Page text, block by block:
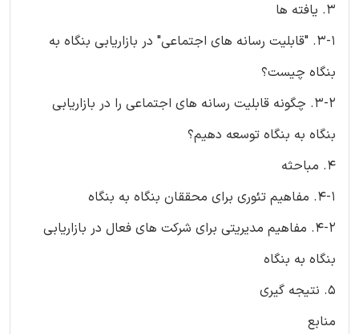
3. یافته ها
3-1. "قابلیت رسانه های اجتماعی" در بازاریابی بنگاه به
بنگاه چیست؟
3-2. چگونه قابلیت رسانه های اجتماعی را در بازاریابی
بنگاه به بنگاه توسعه دهیم؟
4. مباحثه
4-1. مفاهیم تئوری برای محققان بنگاه به بنگاه
4-2. مفاهیم مدیریتی برای شرکت های فعال در بازاریابی
بنگاه به بنگاه
5. نتیجه گیری
منابع